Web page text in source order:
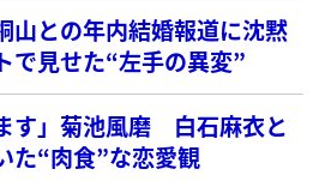
との年内結婚報道に沈黙
見せた“左手の異変”
す」菊池風磨 白石麻衣と
た“肉食”な恋愛観